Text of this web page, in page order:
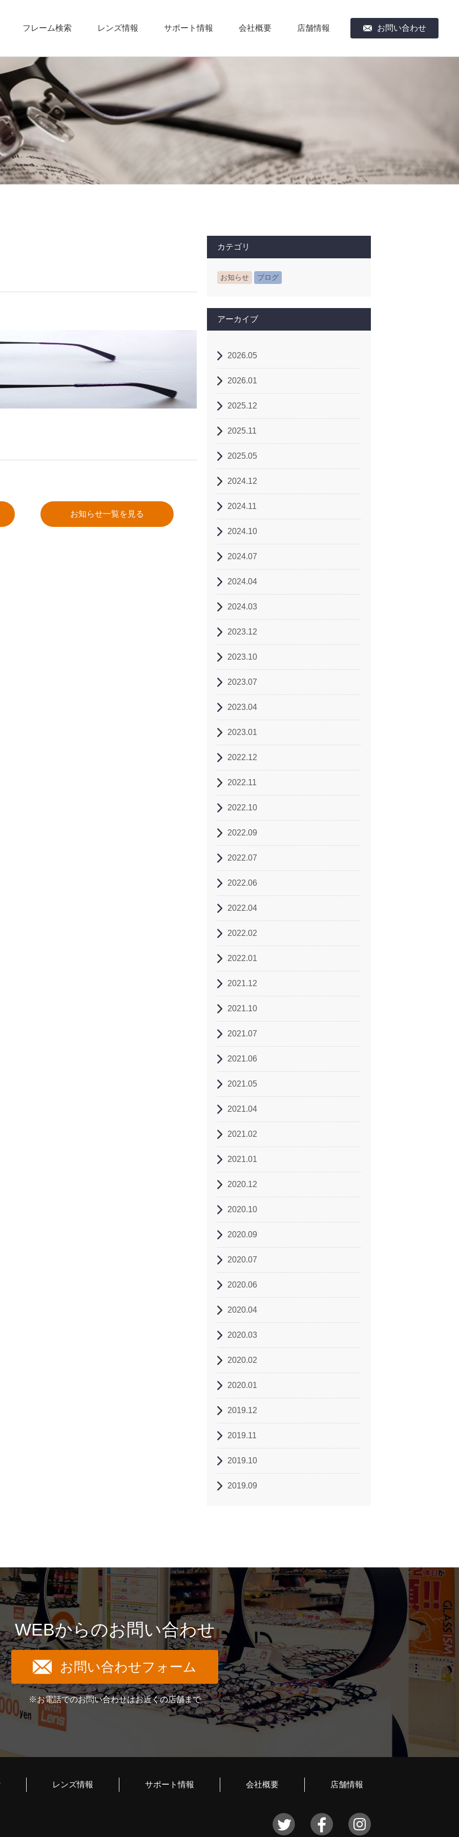
フレーム検索 レンズ情報 サポート情報 会社概要 店舗情報 お問い合わせ
お知らせ一覧を見る
カテゴリ
お知らせ ブログ
アーカイブ
2026.05
2026.01
2025.12
2025.11
2025.05
2024.12
2024.11
2024.10
2024.07
2024.04
2024.03
2023.12
2023.10
2023.07
2023.04
2023.01
2022.12
2022.11
2022.10
2022.09
2022.07
2022.06
2022.04
2022.02
2022.01
2021.12
2021.10
2021.07
2021.06
2021.05
2021.04
2021.02
2021.01
2020.12
2020.10
2020.09
2020.07
2020.06
2020.04
2020.03
2020.02
2020.01
2019.12
2019.11
2019.10
2019.09
WEBからのお問い合わせ
お問い合わせフォーム
※お電話でのお問い合わせはお近くの店舗まで
レンズ情報 サポート情報 会社概要 店舗情報